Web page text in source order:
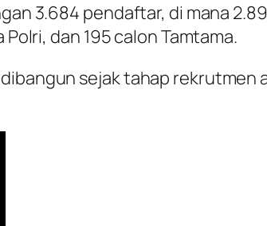
3.684 pendaftar, di mana
dan 195 calon Tamtama.
sejak tahap rekrutmen